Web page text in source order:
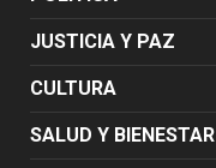
JUSTICIA Y PAZ
CULTURA
SALUD Y BIENESTAR